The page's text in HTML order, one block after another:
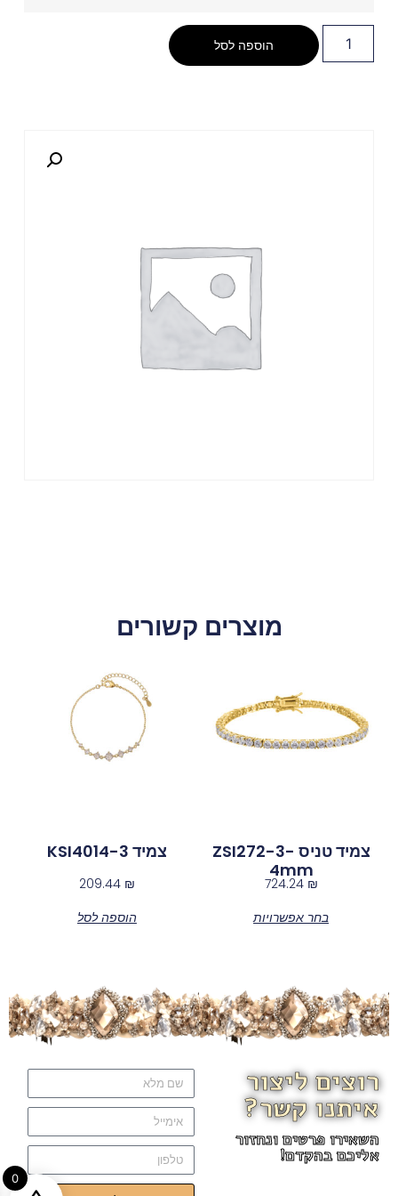
הוספה לסל
מוצרים קשורים
צמיד טניס ZSI272-3-
4mm
724.24 ₪
בחר אפשרויות
צמיד KSI4014-3
209.44 ₪
הוספה לסל
רוצים ליצור
איתנו קשר?
השאירו פרטים ונחזור
אליכם בהקדם!
0